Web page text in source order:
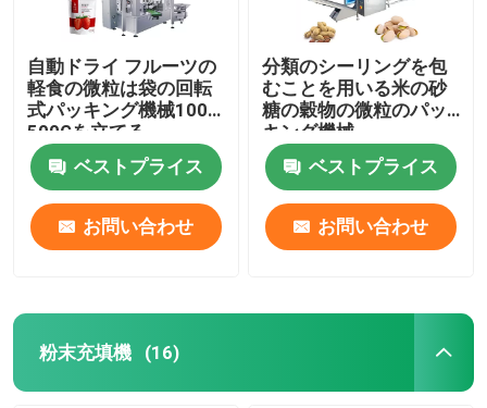
自動ドライ フルーツの
軽食の微粒は袋の回転
式パッキング機械100G
500Gを立てる
ベストプライス
お問い合わせ
分類のシーリングを包
むことを用いる米の砂
糖の穀物の微粒のパッ
キング機械
ベストプライス
お問い合わせ
粉末充填機 (16)